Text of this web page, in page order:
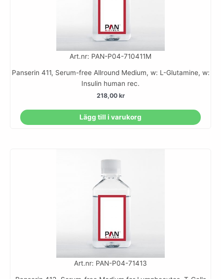
Art.nr: PAN-P04-710411M
Panserin 411, Serum-free Allround Medium, w: L-Glutamine, w:
Insulin human rec.
218,00 kr
Lägg till i varukorg
Art.nr: PAN-P04-71413